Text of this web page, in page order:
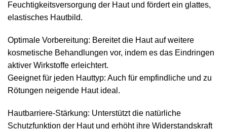
Feuchtigkeitsversorgung der Haut und fördert ein glattes,
elastisches Hautbild.
Optimale Vorbereitung: Bereitet die Haut auf weitere
kosmetische Behandlungen vor, indem es das Eindringen
aktiver Wirkstoffe erleichtert.
Geeignet für jeden Hauttyp: Auch für empfindliche und zu
Rötungen neigende Haut ideal.
Hautbarriere-Stärkung: Unterstützt die natürliche
Schutzfunktion der Haut und erhöht ihre Widerstandskraft